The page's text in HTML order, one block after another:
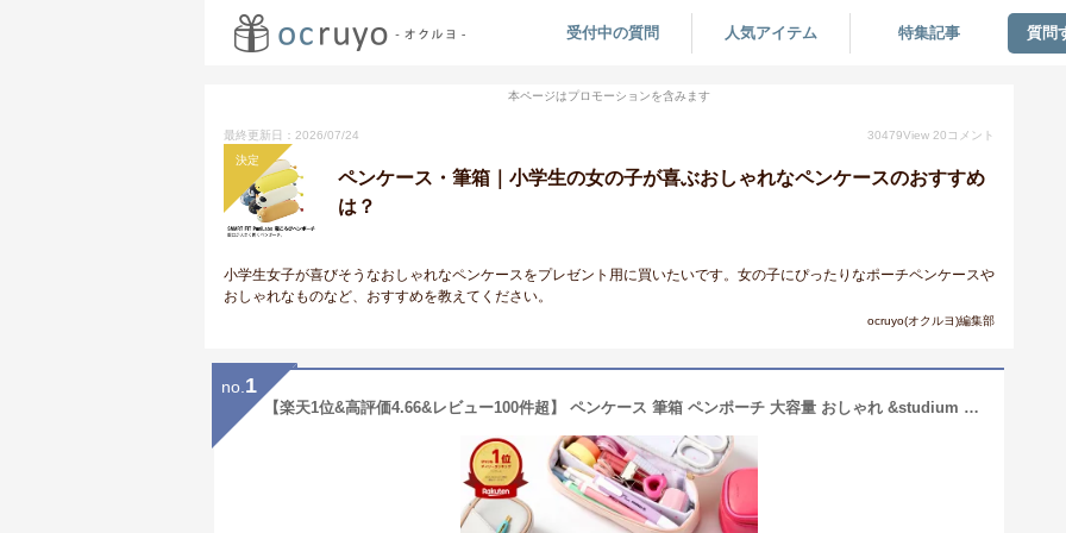
受付中の質問 人気アイテム 特集記事 質問
本ページはプロモーションを含みます
最終更新日：2026/07/24 30479View 20 コメント
決定
ペンケース・筆箱｜小学生の女の子が喜ぶおしゃれなペンケースのおすすめ
は？
小学生女子が喜びそうなおしゃれなペンケースをプレゼント用に買いたいです。女の子にぴったりなポーチペンケースや
おしゃれなものなど、おすすめを教えてください。
ocruyo(オクルヨ)編集部
no. 1
【楽天1位&高評価4.66&レビュー100件超】 ペンケース 筆箱 ペンポーチ 大容量 おしゃれ &studium ガバッと開く 小学生 中学生 高校生 大学生 大人女子 大人 女性 多機能 かわいい シンプル 人気 新学期 入学 スリム 仕切り プレゼント くすみカラー PEN CASE gap